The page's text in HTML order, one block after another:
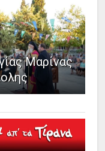
Μαρίνας